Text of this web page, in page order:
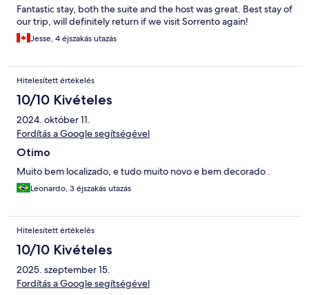
Fantastic stay, both the suite and the host was great. Best stay of
our trip, will definitely return if we visit Sorrento again!
Jesse, 4 éjszakás utazás
Hitelesített értékelés
10/10 Kivételes
2024. október 11.
Fordítás a Google segítségével
Otimo
Muito bem localizado, e tudo muito novo e bem decorado .
Leonardo, 3 éjszakás utazás
Hitelesített értékelés
10/10 Kivételes
2025. szeptember 15.
Fordítás a Google segítségével